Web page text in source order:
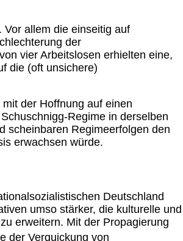
allem die einseitig auf
der
vier Arbeitslosen erhielten eine,
die (oft unsichere)
der Hoffnung auf einen
Regime in derselben
scheinbaren Regimeerfolgen den
erwachsen würde.
Deutschland
umso stärker, die kulturelle und
erweitern. Mit der Propagierung
der Verquickung von